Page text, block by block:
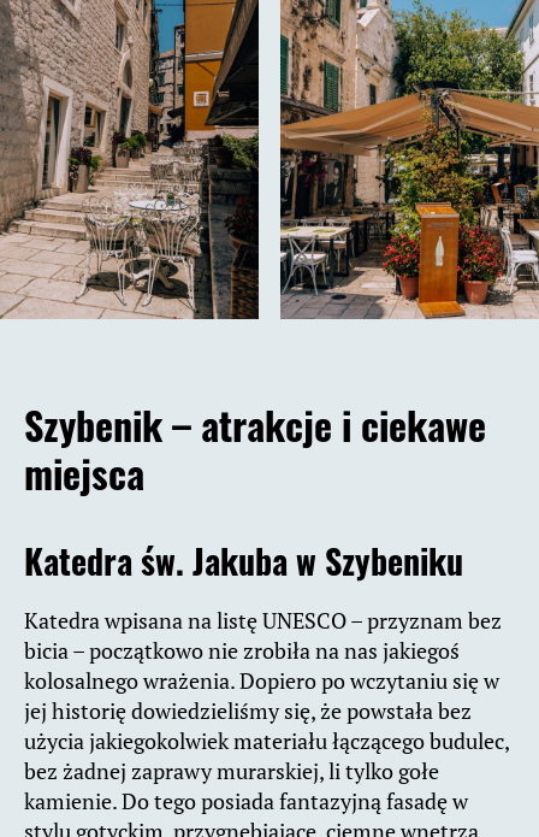
Szybenik – atrakcje i ciekawe
miejsca
Katedra św. Jakuba w Szybeniku
Katedra wpisana na listę UNESCO – przyznam bez
bicia – początkowo nie zrobiła na nas jakiegoś
kolosalnego wrażenia. Dopiero po wczytaniu się w
jej historię dowiedzieliśmy się, że powstała bez
użycia jakiegokolwiek materiału łączącego budulec,
bez żadnej zaprawy murarskiej, li tylko gołe
kamienie. Do tego posiada fantazyjną fasadę w
stylu gotyckim, przygnębiające, ciemne wnętrza